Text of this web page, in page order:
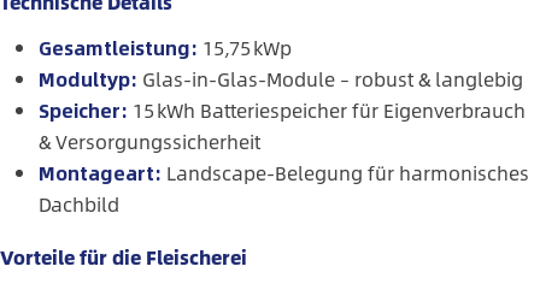
Gesamtleistung: 15,75 kWp
Modultyp: Glas-in-Glas-Module – robust & langlebig
Speicher: 15 kWh Batteriespeicher für Eigenverbrauch
& Versorgungssicherheit
Montageart: Landscape-Belegung für harmonisches
Dachbild
Vorteile für die Fleischerei